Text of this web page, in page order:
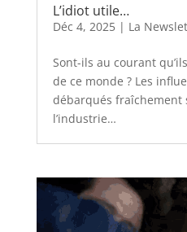
L’idiot utile…
Déc 4, 2025| La
Sont-ils au courant
de ce monde ? Les
débarqués fraîchement
l’industrie…